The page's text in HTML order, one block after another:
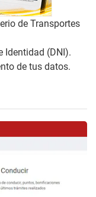
de Transportes
Identidad (DNI).
de tus datos.